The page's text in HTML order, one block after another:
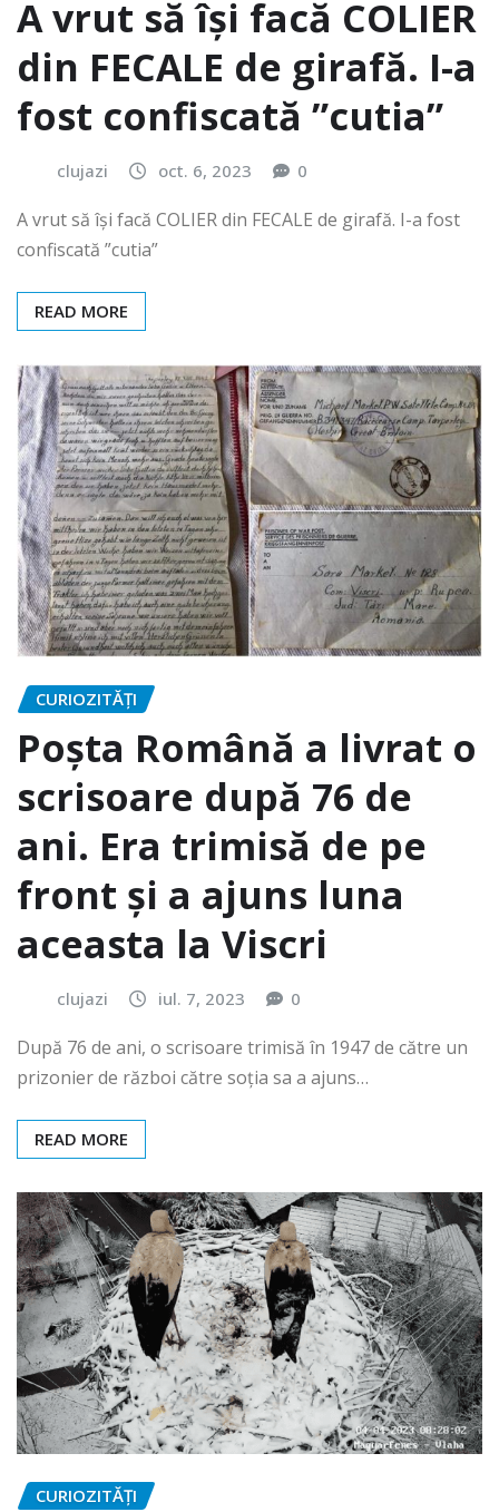
A vrut să își facă COLIER
din FECALE de girafă. I-a
fost confiscată ”cutia”
clujazi oct. 6, 2023 0
A vrut să își facă COLIER din FECALE de girafă. I-a fost
confiscată ”cutia”
READ MORE
CURIOZITĂȚI
Poșta Română a livrat o
scrisoare după 76 de
ani. Era trimisă de pe
front și a ajuns luna
aceasta la Viscri
clujazi iul. 7, 2023 0
După 76 de ani, o scrisoare trimisă în 1947 de către un
prizonier de război către soția sa a ajuns…
READ MORE
CURIOZITĂȚI